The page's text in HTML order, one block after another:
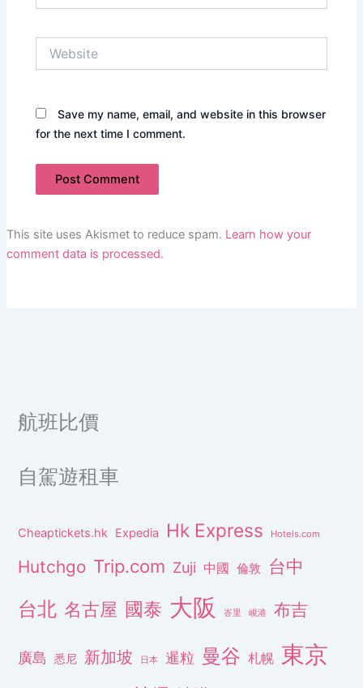
Save my name, email, and website in this browser
for the next time I comment.
This site uses Akismet to reduce spam. Learn how your
comment data is processed.
航班比價
自駕遊租車
Cheaptickets.hk Expedia Hk Express Hotels.com
Hutchgo Trip.com Zuji 中國 倫敦 台中
台北 名古屋 國泰 大阪 峇里 峴港 布吉
廣島 悉尼 新加坡 日本 暹粒 曼谷 札幌 東京